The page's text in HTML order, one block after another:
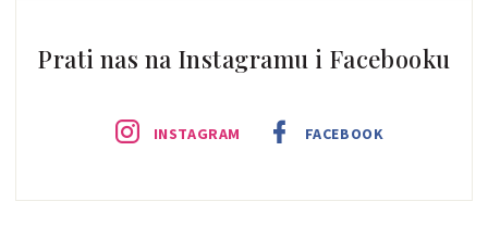
Prati nas na Instagramu i Facebooku
INSTAGRAM FACEBOOK